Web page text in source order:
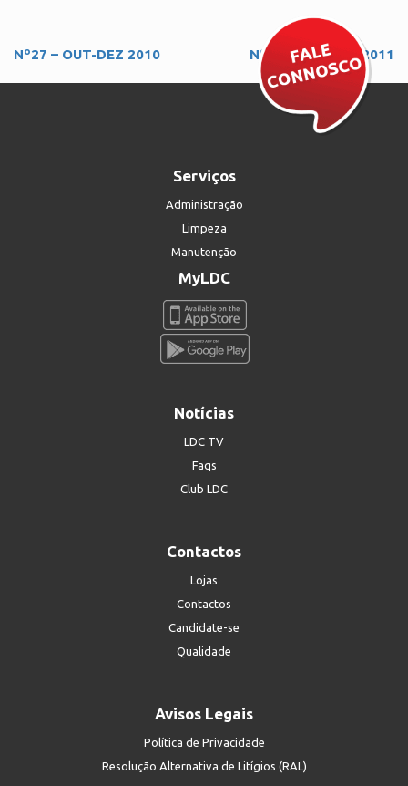
Navegação
de
Nº27 – OUT-DEZ 2010 Nº29 – ABR-JUN 2011
Serviços
Administração
Limpeza
Manutenção
MyLDC
Notícias
LDC TV
Faqs
Club LDC
Contactos
Lojas
Contactos
Candidate-se
Qualidade
Avisos Legais
Política de Privacidade
Resolução Alternativa de Litígios (RAL)